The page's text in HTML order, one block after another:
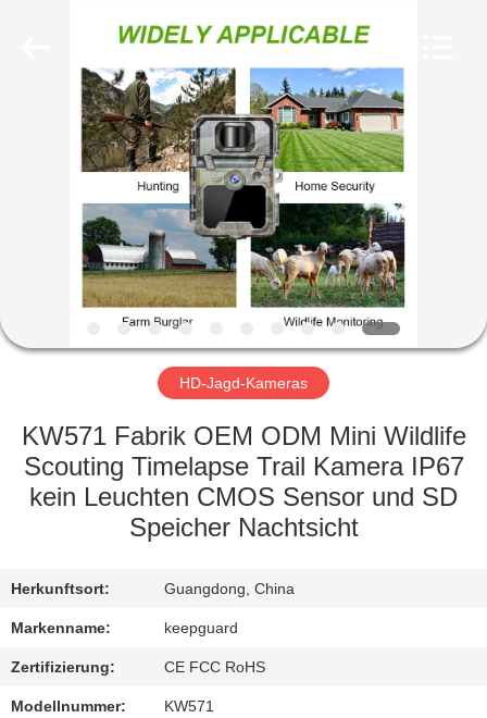
HAUSE
PRODUKTE
VIDEOS
ÜBER
WERKSBESICHTIGUNG
QUALITÄTSKONTROLLE
KONTAKT
MIT
UNS
HD-Jagd-Kameras
KW571 Fabrik OEM ODM Mini Wildlife
Scouting Timelapse Trail Kamera IP67
kein Leuchten CMOS Sensor und SD
Speicher Nachtsicht
Herkunftsort: Guangdong, China
Markenname: keepguard
Zertifizierung: CE FCC RoHS
Modellnummer: KW571